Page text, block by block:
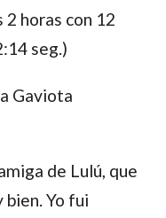
horas con 12
seg.)
Gaviota
de Lulú, que
bien. Yo fui